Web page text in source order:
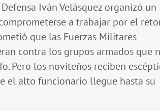
Iván Velásquez organizó un
a trabajar por el
que las Fuerzas Militares
contra los grupos armados que
Pero los noviteños reciben
el alto funcionario llegue hasta su